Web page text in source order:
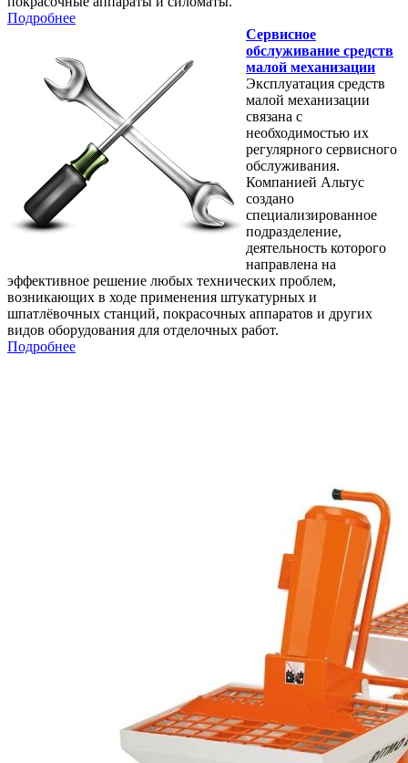
Подробнее
Сервисное
обслуживание средств
малой механизации
Эксплуатация средств
малой механизации
связана с
необходимостью их
регулярного сервисного
обслуживания.
Компанией Альтус
создано
специализированное
подразделение,
деятельность которого
направлена на
эффективное решение любых технических проблем,
возникающих в ходе применения штукатурных и
шпатлёвочных станций, покрасочных аппаратов и других
видов оборудования для отделочных работ.
Подробнее